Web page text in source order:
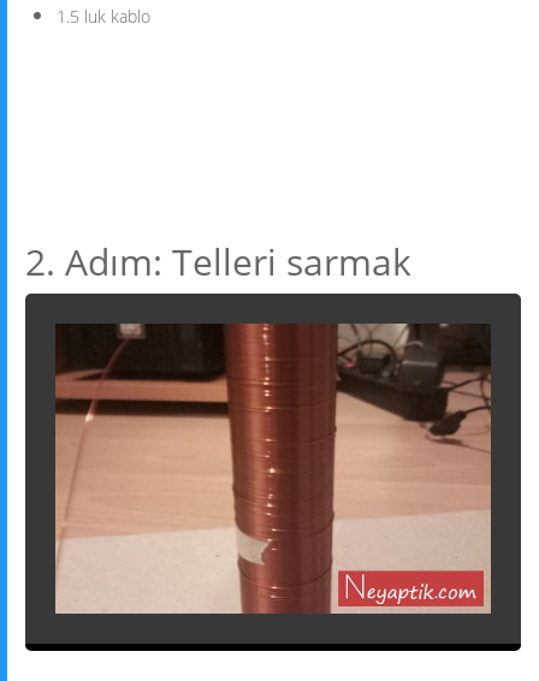
1.5 luk kablo
2. Adım: Telleri sarmak